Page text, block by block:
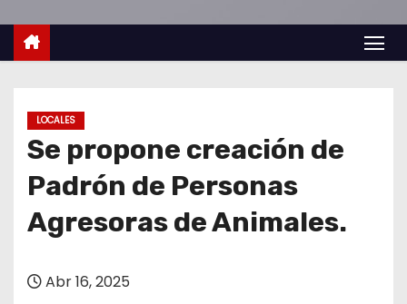
LOCALES
Se propone creación de
Padrón de Personas
Agresoras de Animales.
Abr 16, 2025